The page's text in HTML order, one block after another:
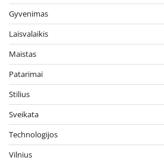
Gyvenimas
Laisvalaikis
Maistas
Patarimai
Stilius
Sveikata
Technologijos
Vilnius